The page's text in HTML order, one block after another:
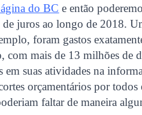
do BC e então
de juros ao longo de 2018.
foram gastos
com mais de 13 milhões de
em suas atividades na
orçamentários por
faltar de maneira